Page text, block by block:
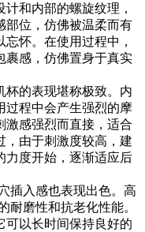
和内部的螺旋纹理，
部位，仿佛被温柔而有
怀。在使用过程中，
裹感，仿佛置身于真实
杯的表现堪称极致。内
过程中会产生强烈的摩
激感强烈而直接，适合
，由于刺激度较高，建
力度开始，逐渐适应后
插入感也表现出色。高
耐磨性和抗老化性能。
可以长时间保持良好的